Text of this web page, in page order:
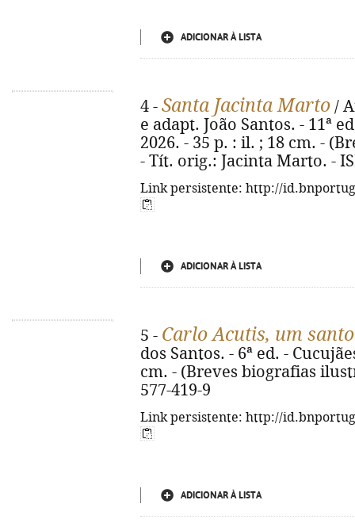
ADICIONAR À LISTA
4 - Santa Jacinta Marto /
e adapt. João Santos. - 11ª
2026. - 35 p. : il. ; 18 cm. -
- Tít. orig.: Jacinta Marto. -
Link persistente: http://
ADICIONAR À LISTA
5 - Carlo Acutis, um
dos Santos. - 6ª ed. -
cm. - (Breves biografias
577-419-9
Link persistente: http://
ADICIONAR À LISTA